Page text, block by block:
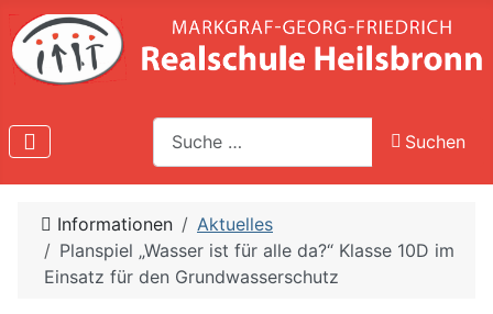
Suche
Type 2 or more characters for results.
Suchen
Informationen
Aktuelles
Planspiel „Wasser ist für alle da?“ Klasse 10D im
Einsatz für den Grundwasserschutz